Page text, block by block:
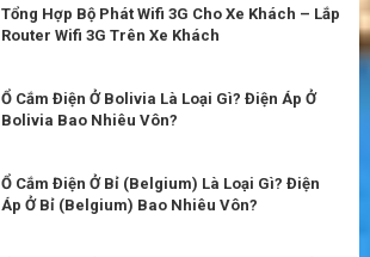
Tổng Hợp Bộ Phát Wifi 3G Cho Xe Khách – Lắp
Router Wifi 3G Trên Xe Khách
Ổ Cắm Điện Ở Bolivia Là Loại Gì? Điện Áp Ở
Bolivia Bao Nhiêu Vôn?
Ổ Cắm Điện Ở Bỉ (Belgium) Là Loại Gì? Điện
Áp Ở Bỉ (Belgium) Bao Nhiêu Vôn?